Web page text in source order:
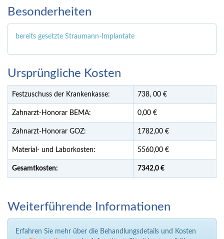
Besonderheiten
bereits gesetzte Straumann-Implantate
Ursprüngliche Kosten
Festzuschuss der Krankenkasse: 738, 00 €
Zahnarzt-Honorar BEMA: 0,00 €
Zahnarzt-Honorar GOZ: 1782,00 €
Material- und Laborkosten: 5560,00 €
Gesamtkosten: 7342,0 €
Weiterführende Informationen
Erfahren Sie mehr über die Behandlungsdetails und Kosten